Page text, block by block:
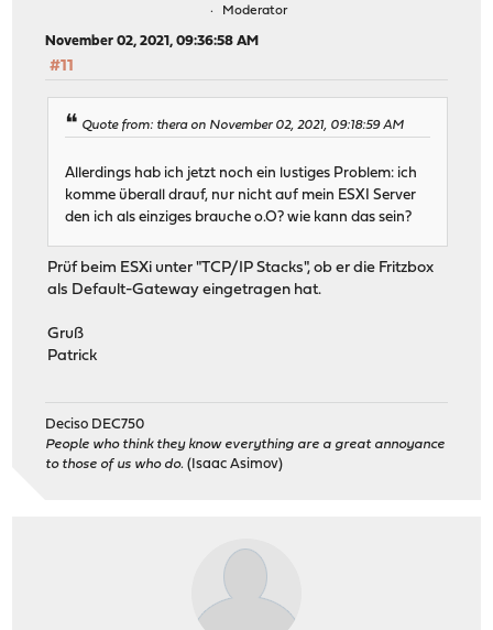
Moderator
November 02, 2021, 09:36:58 AM
#11
Quote from: thera on November 02, 2021, 09:18:59 AM
Allerdings hab ich jetzt noch ein lustiges Problem: ich
komme überall drauf, nur nicht auf mein ESXI Server
den ich als einziges brauche o.O? wie kann das sein?
Prüf beim ESXi unter "TCP/IP Stacks", ob er die Fritzbox
als Default-Gateway eingetragen hat.
Gruß
Patrick
Deciso DEC750
People who think they know everything are a great annoyance
to those of us who do. (Isaac Asimov)